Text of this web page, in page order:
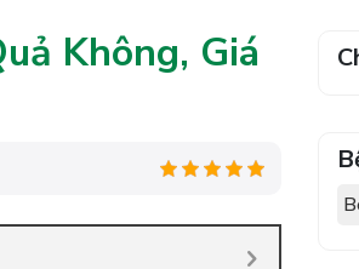
Không, Giá